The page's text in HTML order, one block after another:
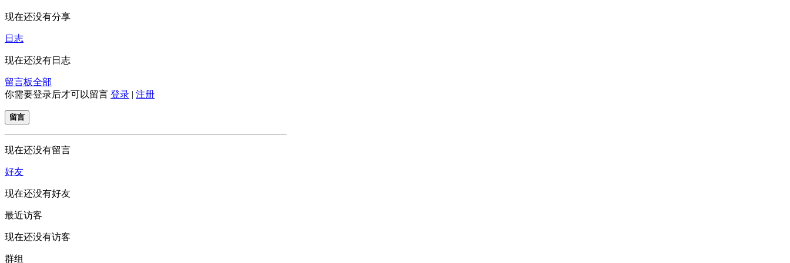
现在还没有分享
日志
现在还没有日志
留言板全部
你需要登录后才可以留言 登录 | 注册
留言
现在还没有留言
好友
现在还没有好友
最近访客
现在还没有访客
群组